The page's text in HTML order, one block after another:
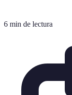
6 min de lectura